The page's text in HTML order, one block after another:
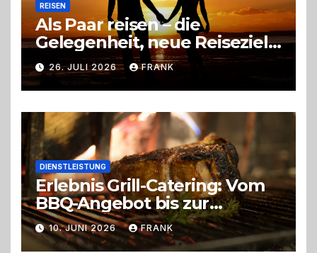
REISEN
Als Paar reisen – die
Gelegenheit, neue Reiseziele
zu entdecken
26. JULI 2026 FRANK
DIENSTLEISTUNG
Erlebnis Grill-Catering: Vom
BBQ-Angebot bis zur
perfekten Eventorganisation
Trend zu Outdoor-Events,
10. JUNI 2026 FRANK